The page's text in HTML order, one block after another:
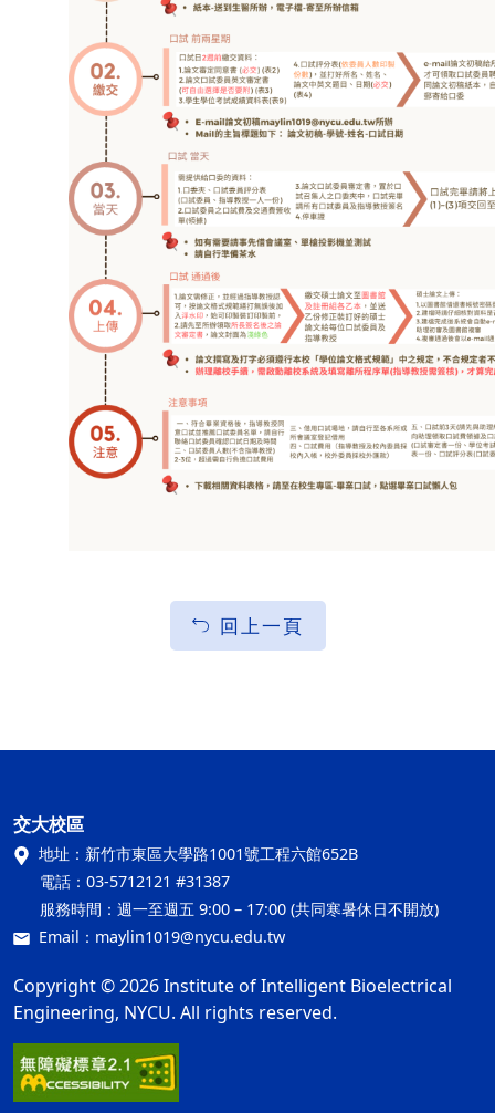
回上一頁
交大校區
地址： 新竹市東區大學路1001號工程六館652B
電話： 03-5712121 #31387
服務時間： 週一至週五 9:00 – 17:00 (共同寒暑休日不開放)
Email： maylin1019@nycu.edu.tw
Copyright © 2026 Institute of Intelligent Bioelectrical
Engineering, NYCU. All rights reserved.